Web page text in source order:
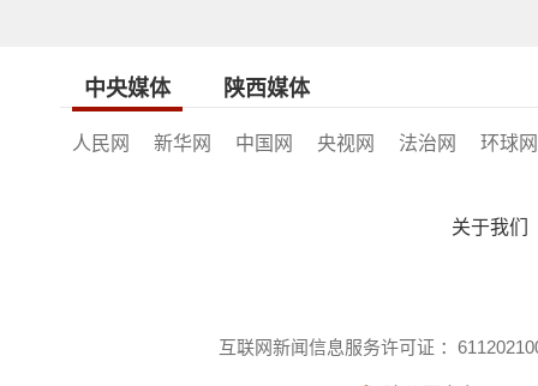
中央媒体 陕西媒体
人民网 新华网 中国网 央视网 法治网 环球网
关于我们
互联网新闻信息服务许可证 ：